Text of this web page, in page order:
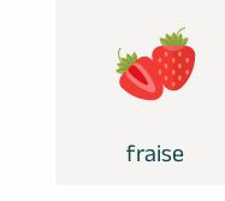
fraise